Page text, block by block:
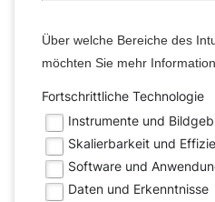
Über welche Bereiche des
möchten Sie mehr
Fortschrittliche Technologie
Instrumente und
Skalierbarkeit und
Software und
Daten und Erkenntnisse